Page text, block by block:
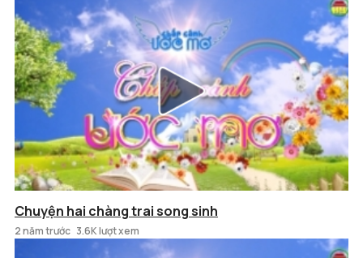
Chuyện hai chàng trai song sinh
2 năm trước 3.6K lượt xem